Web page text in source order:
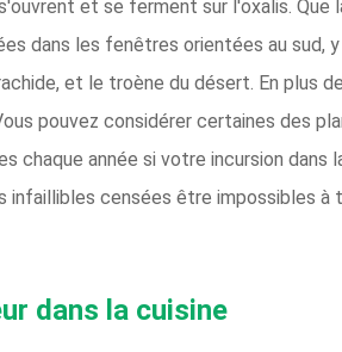
et se ferment sur l'oxalis. Que
dans les fenêtres orientées au sud,
et le troène du désert. En plus
pouvez considérer certaines des
chaque année si votre incursion dans
censées être impossibles
dans la cuisine